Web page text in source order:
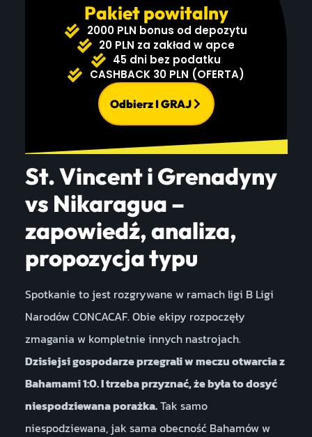
Pakiet powitalny
2000 PLN bonus od depozytu
20 PLN za zakład w apce
45 dni bez podatku
CASHBACK 30 PLN (OFERTA)
Odbierz I GRAJ
St. Vincent i Grenadyny
vs Nikaragua –
zapowiedź, analiza,
propozycja typu
Spotkanie to jest rozgrywane w ramach ligi B Ligi
Narodów CONCACAF. Obie ekipy rozpoczęły
zmagania w kompletnie innych nastrojach.
Dzisiejsi gospodarze przegrali w meczu otwarcia z
Bahamami 1:0. I trzeba przyznać, że była to dosyć
niespodziewana porażka.Tak samo
niespodziewana, jak sama obecność Bahamów w